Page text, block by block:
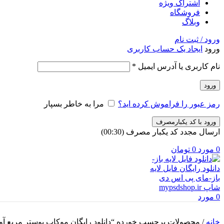
اشتراک ویژه
فروشگاه
وبلاگ
ورود / ثبت نام
ورود ایجاد یک حساب کاربری
نام کاربری یا آدرس ایمیل *
ورود
رمز عبور را فراموش کرده اید؟ مرا به خاطر بسپار
ورود با کد یکبارمصرف
ارسال مجدد کد یکبار مصرف (00:
30
)
0 مورد 0 تومان
0 مورد
خانه/ محصولات برچسب خورده “دانلود رایگان موکاپ پوستر مربع